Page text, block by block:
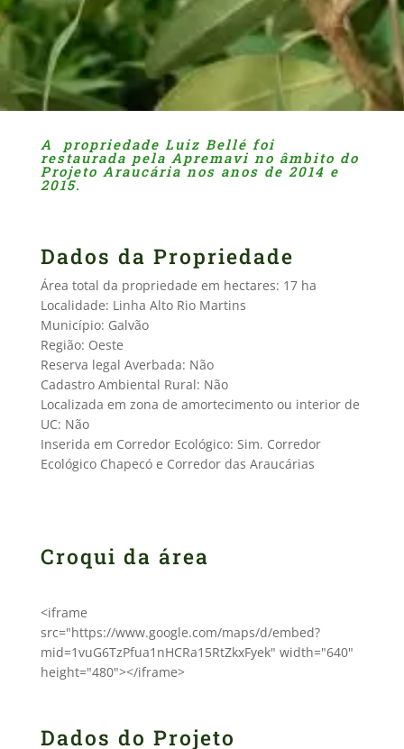
A propriedade Luiz Bellé foi
restaurada pela Apremavi no âmbito do
Projeto Araucária nos anos de 2014 e
2015.
Dados da Propriedade
Área total da propriedade em hectares: 17 ha
Localidade: Linha Alto Rio Martins
Município: Galvão
Região: Oeste
Reserva legal Averbada: Não
Cadastro Ambiental Rural: Não
Localizada em zona de amortecimento ou interior de
UC: Não
Inserida em Corredor Ecológico: Sim. Corredor
Ecológico Chapecó e Corredor das Araucárias
Croqui da área
<iframe
src="https://www.google.com/maps/d/embed?
mid=1vuG6TzPfua1nHCRa15RtZkxFyek" width="640"
height="480"></iframe>
Dados do Projeto